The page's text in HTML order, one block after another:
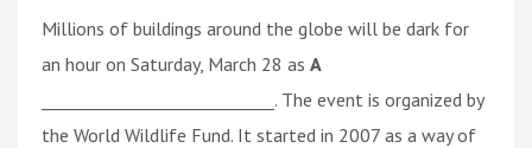
Millions of buildings around the globe will be dark for
an hour on Saturday, March 28 as A
____________________________. The event is organized by
the World Wildlife Fund. It started in 2007 as a way of